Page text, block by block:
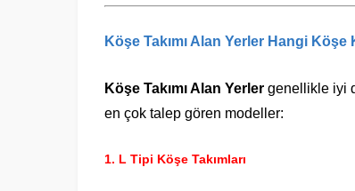
Köşe Takımı Alan Yerler Hangi Köşe
Köşe Takımı Alan Yerler genellikle iyi
en çok talep gören modeller:
1. L Tipi Köşe Takımları